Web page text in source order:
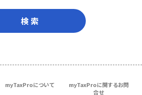
検 索
myTaxProについて
myTaxProに関するお問
合せ